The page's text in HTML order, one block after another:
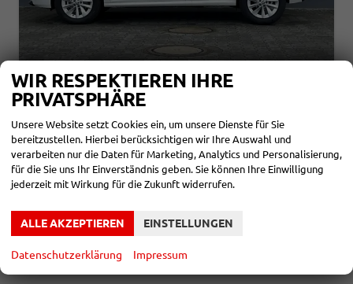
SKODA KAMIQ
SELECTION 1,0 TSI 70KW
unverbindliche Lieferzeit: 4 Monate
Leistung 70 kW (95 PS)
21.580,– € DETAILS
Verbrauch kombiniert:
5,40 l/100km
CO2-Klasse:D
WIR RESPEKTIEREN IHRE
PRIVATSPHÄRE
Unsere Website setzt Cookies ein, um unsere Dienste für Sie
bereitzustellen. Hierbei berücksichtigen wir Ihre Auswahl und
verarbeiten nur die Daten für Marketing, Analytics und Personalisierung,
für die Sie uns Ihr Einverständnis geben. Sie können Ihre Einwilligung
jederzeit mit Wirkung für die Zukunft widerrufen.
ALLE AKZEPTIEREN EINSTELLUNGEN
Datenschutzerklärung Impressum